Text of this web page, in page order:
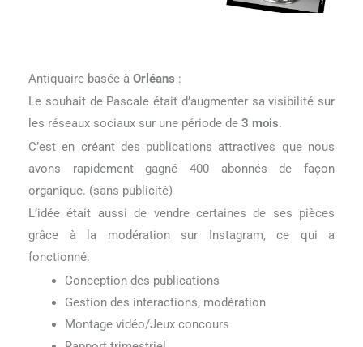
Antiquaire basée à Orléans :
Le souhait de Pascale était d’augmenter sa visibilité sur
les réseaux sociaux sur une période de 3 mois.
C’est en créant des publications attractives que nous
avons rapidement gagné 400 abonnés de façon
organique. (sans publicité)
L’idée était aussi de vendre certaines de ses pièces
grâce à la modération sur Instagram, ce qui a
fonctionné.
Conception des publications
Gestion des interactions, modération
Montage vidéo/Jeux concours